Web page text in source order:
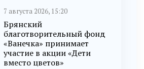
7 августа 2026, 15:20
Брянский
благотворительный фонд
«Ванечка» принимает
участие в акции «Дети
вместо цветов»